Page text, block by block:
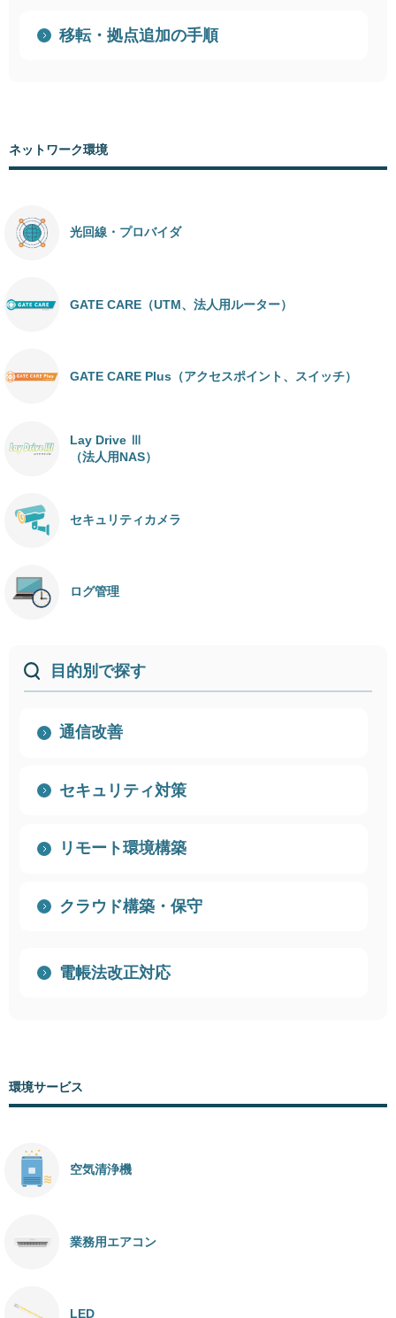
移転・拠点追加の手順
ネットワーク環境
光回線・プロバイダ
GATE CARE（UTM、法人用ルーター）
GATE CARE Plus（アクセスポイント、スイッチ）
Lay Drive Ⅲ
（法人用NAS）
セキュリティカメラ
ログ管理
目的別で探す
通信改善
セキュリティ対策
リモート環境構築
クラウド構築・保守
電帳法改正対応
環境サービス
空気清浄機
業務用エアコン
LED